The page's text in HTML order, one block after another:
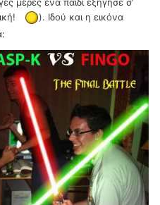
). Ιδού και η εικόνα